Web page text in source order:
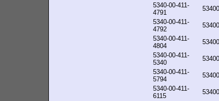
5340-00-411-
4791
5340-00-411-
4792
5340-00-411-
4804
5340-00-411-
5340
5340-00-411-
5794
5340-00-411-
6115